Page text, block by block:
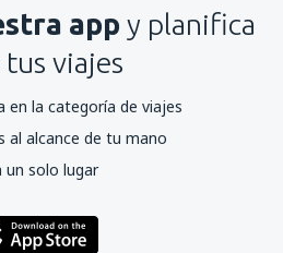
app y planifica
viajes
en la categoría de viajes
al alcance de tu mano
un solo lugar